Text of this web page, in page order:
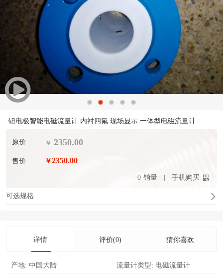
钽电极智能电磁流量计 内衬四氟 现场显示 一体型电磁流量计
原价 ￥ 2350.00
售价 ￥2350.00
0 销量 手机购买
可选规格
详情 评价(0) 猜你喜欢
产地: 中国大陆 流量计类型: 电磁流量计